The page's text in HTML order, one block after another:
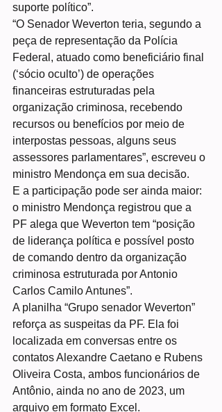
suporte político”.
“O Senador Weverton teria, segundo a
peça de representação da Polícia
Federal, atuado como beneficiário final
(‘sócio oculto’) de operações
financeiras estruturadas pela
organização criminosa, recebendo
recursos ou benefícios por meio de
interpostas pessoas, alguns seus
assessores parlamentares”, escreveu o
ministro Mendonça em sua decisão.
E a participação pode ser ainda maior:
o ministro Mendonça registrou que a
PF alega que Weverton tem “posição
de liderança política e possível posto
de comando dentro da organização
criminosa estruturada por Antonio
Carlos Camilo Antunes”.
A planilha “Grupo senador Weverton”
reforça as suspeitas da PF. Ela foi
localizada em conversas entre os
contatos Alexandre Caetano e Rubens
Oliveira Costa, ambos funcionários de
Antônio, ainda no ano de 2023, um
arquivo em formato Excel.